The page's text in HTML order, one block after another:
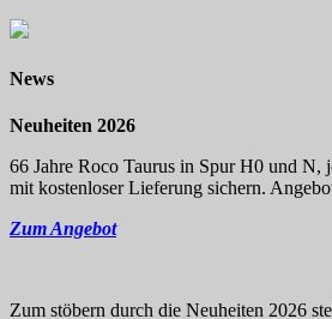
News
Neuheiten 2026
66 Jahre Roco Taurus in Spur H0 und N,
mit kostenloser Lieferung sichern.
Zum Angebot
Zum stöbern durch die Neuheiten 2026